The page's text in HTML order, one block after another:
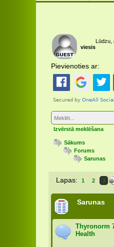
Lūdzu,
viesis
Pievienoties ar:
Izvērstā meklēšana
Sākums
Forums
Sarunas
Lapas: 1 2 3
Sarunas
Thyronorm
Health